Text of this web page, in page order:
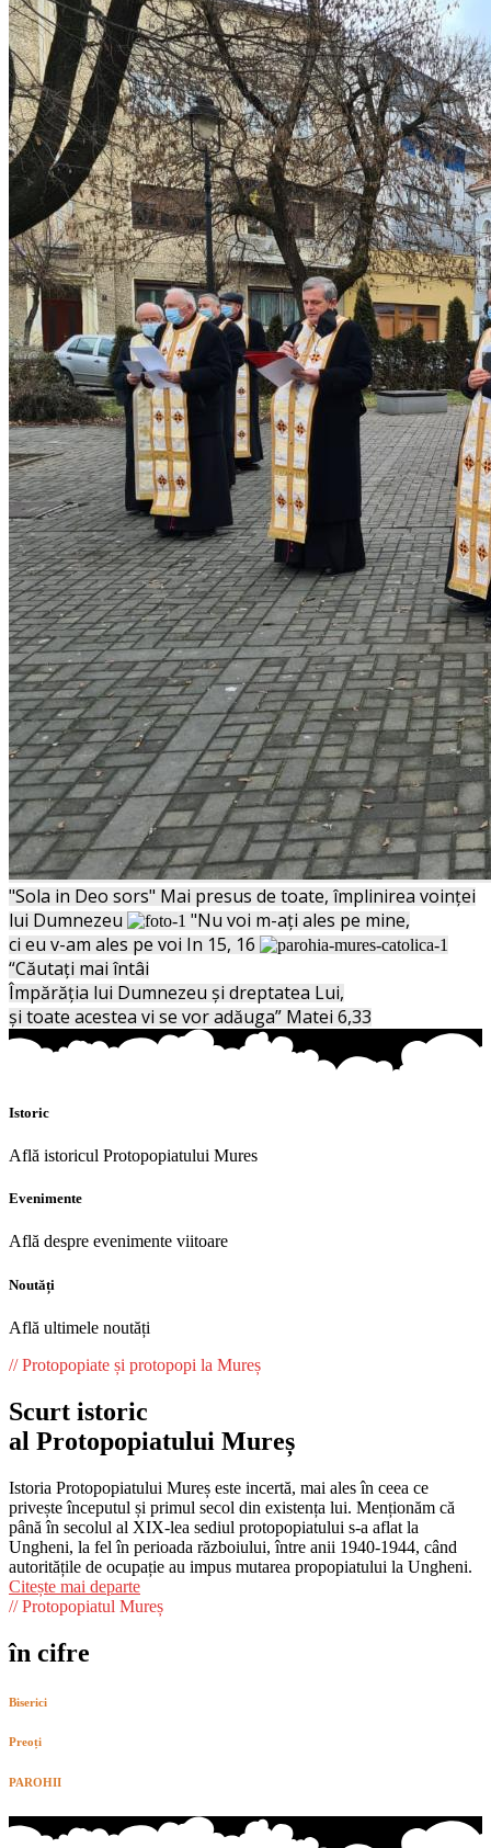
"Sola in Deo sors" Mai presus de toate, împlinirea voinţei
lui Dumnezeu
"Nu voi m-aţi ales pe mine,
ci eu v-am ales pe voi In 15, 16
“Căutaţi mai întâi
Împărăţia lui Dumnezeu şi dreptatea Lui,
şi toate acestea vi se vor adăuga” Matei 6,33
Istoric
Află istoricul Protopopiatului Mures
Evenimente
Află despre evenimente viitoare
Noutăți
Află ultimele noutăți
// Protopopiate și protopopi la Mureș
Scurt istoric
al Protopopiatului Mureș
Istoria Protopopiatului Mureș este incertă, mai ales în ceea ce
privește începutul și primul secol din existența lui. Menționăm că
până în secolul al XIX-lea sediul protopopiatului s-a aflat la
Ungheni, la fel în perioada războiului, între anii 1940-1944, când
autoritățile de ocupație au impus mutarea propopiatului la Ungheni.
Citește mai departe
// Protopopiatul Mureș
în cifre
Biserici
Preoți
PAROHII